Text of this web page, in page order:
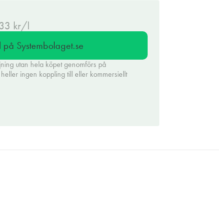
kr/l
på Systembolaget.se
utan hela köpet genomförs på
ingen koppling till eller kommersiellt